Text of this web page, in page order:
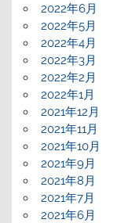
2022年6月
2022年5月
2022年4月
2022年3月
2022年2月
2022年1月
2021年12月
2021年11月
2021年10月
2021年9月
2021年8月
2021年7月
2021年6月